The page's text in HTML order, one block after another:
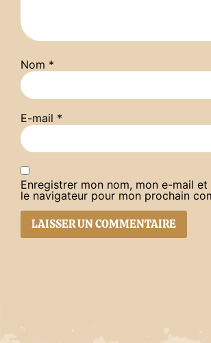
Nom *
E-mail *
Enregistrer mon nom, mon e-mail
le navigateur pour mon prochain